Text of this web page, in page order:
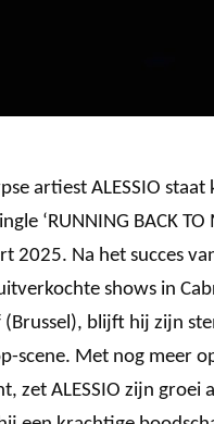
artiest ALESSIO
‘RUNNING BACK TO
2025. Na het succes
shows in
(Brussel), blijft hij zijn
scene. Met nog meer
zet ALESSIO zijn groei